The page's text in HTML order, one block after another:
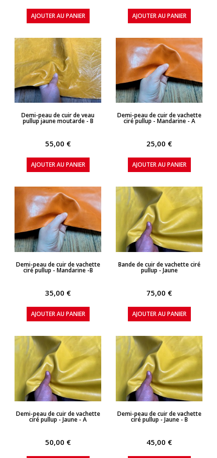
AJOUTER AU PANIER AJOUTER AU PANIER
APERÇU RAPIDE
Demi-peau de cuir de veau
pullup jaune moutarde - B
55,00 €
AJOUTER AU PANIER
APERÇU RAPIDE
Demi-peau de cuir de vachette
ciré pullup - Mandarine - A
25,00 €
AJOUTER AU PANIER
APERÇU RAPIDE
Demi-peau de cuir de vachette
ciré pullup - Mandarine -B
35,00 €
AJOUTER AU PANIER
APERÇU RAPIDE
Bande de cuir de vachette ciré
pullup - Jaune
75,00 €
AJOUTER AU PANIER
APERÇU RAPIDE
Demi-peau de cuir de vachette
ciré pullup - Jaune - A
50,00 €
APERÇU RAPIDE
Demi-peau de cuir de vachette
ciré pullup - Jaune - B
45,00 €